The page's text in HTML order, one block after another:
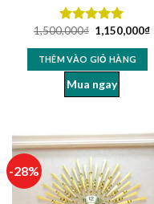
Được xếp
5 sao
1,500,000₫ 1,150,000₫
THÊM VÀO GIỎ HÀNG
Mua ngay
-28%